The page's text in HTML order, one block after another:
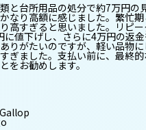
と台所用品の処分で約7万円の
なり高額に感じました。繁忙
高すぎると思いました。リピ
に値下げし、さらに4万円の返
りがたいのですが、軽い品物
ぎました。支払い前に、最終
をお勧めします。